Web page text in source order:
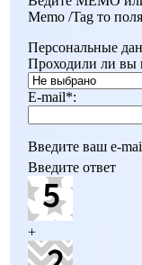
Мemo /Tag то
Персональные
Проходили ли вы
E-mail*:
Введите ваш e-
Введите ответ
+